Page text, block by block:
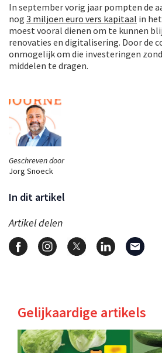
Geschreven door
Jorg Snoeck
In dit artikel
Artikel delen
In september vorig jaar pompten de
nog 3 miljoen euro vers kapitaal in
moest vooral dienen om te kunnen
renovaties en digitalisering. Door de
onmogelijk om die investeringen
middelen te dragen.
Gelijkaardige artikels